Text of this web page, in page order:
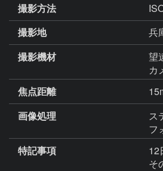
撮影方法
撮影地
兵
撮影機材
望
カ
焦点距離
画像処理
ス
フ
特記事項
12
そ